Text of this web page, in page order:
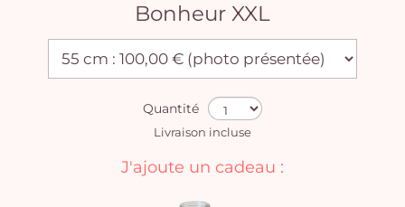
Bonheur XXL
Quantité
Livraison incluse
J'ajoute un cadeau :